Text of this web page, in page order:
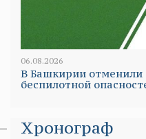
06.08.2026
В Башкирии
беспилотной
Хронограф